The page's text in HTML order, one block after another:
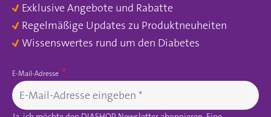
Exklusive Angebote und Rabatte
Regelmäßige Updates zu Produktneuheiten
Wissenswertes rund um den Diabetes
E-Mail-Adresse